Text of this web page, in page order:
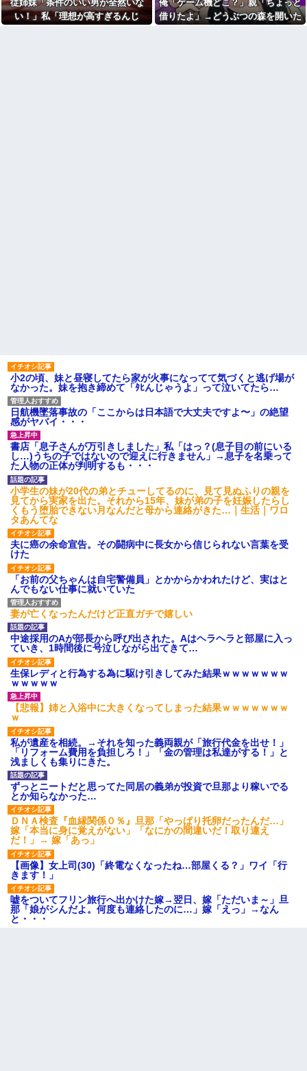
トメ「この子は義実家の顔じ
ゃない！嫁が義妹旦那とフリン
したのよ！」私「DNA鑑定しま
は出てけ！二度と来るな！」結
果・・・
私「初めて飲む味だけどなん
のお茶？」彼「ちっ！」私「」
【GIF】JSのカンチョーワロ
タ
後続車にクラクションを鳴ら
され彼氏が逆切れ。「何クラク
ション鳴らしてんだ！降りてこ
いよ！」と怒鳴りだし...
【衝撃】報酬100万円超の治験
募集がこちらｗｗｗｗｗ(※画像
あり)
【ネット騒然】惨殺されたタ
ワマン頂き女子のこの動画、す
げえええええｗｗｗｗｗｗｗｗ
ｗｗｗ
【愕然】白のクラウン俺氏、
高速道路左車線を制限速度で走
った結果wwwwwwwwwwww
百年の恋12-899 食べた量を
張り合ってくる
【悲報】佐藤輝明・・・２軍
でも盛大にやらかす←あまり悲
しませないでくれ
ていけないんです」って熱弁し
てた人がいた
従姉妹「条件のいい男が全然いな
い！」私「理想が高すぎるんじ
俺「ゲーム機どこ？」親「ちょっと
借りたよ」→どうぶつの森を開いた
小2の頃、妹と昼寝してたら家が火事になってて気づくと逃げ場が
なかった。妹を抱き締めて「ﾀﾋんじゃうよ」って泣いてたら…
日航機墜落事故の「ここからは日本語で大丈夫ですよ〜」の絶望
感がヤバイ・・・
書店「息子さんが万引きしました」私「はっ？(息子目の前にいる
し…)うちの子ではないので迎えに行きません」→息子を名乗って
た人物の正体が判明するも・・・
小学生の妹が20代の弟とチューしてるのに、見て見ぬふりの親を
見てから実家を出た。それから15年、妹が弟の子を妊娠したらし
くもう堕胎できない月なんだと母から連絡がきた…｜生活｜ワロ
タあんてな
夫に癌の余命宣告。その闘病中に長女から信じられない言葉を受
けた
「お前の父ちゃんは自宅警備員」とかからかわれたけど、実はと
んでもない仕事に就いていた
妻が亡くなったんだけど正直ガチで嬉しい
中途採用のAが部長から呼び出された。Aはヘラヘラと部屋に入っ
ていき、1時間後に号泣しながら出てきて…
生保レディと行為する為に駆け引きしてみた結果ｗｗｗｗｗｗｗ
ｗｗｗｗｗ
【悲報】姉と入浴中に大きくなってしまった結果ｗｗｗｗｗｗｗ
ｗ
私が遺産を相続。→それを知った義両親が「旅行代金を出せ！」
「リフォーム費用を負担しろ！」「金の管理は私達がする！」と
浅ましくも集りにきた。
ずっとニートだと思ってた同居の義弟が投資で旦那より稼いでる
とか知らなかった…
ＤＮＡ検査『血縁関係０％』旦那「やっぱり托卵だったんだ…」
嫁「本当に身に覚えがない」「なにかの間違いだ！取り違え
だ！」→ 嫁「あっ」
【画像】女上司(30)「終電なくなったね…部屋くる？」ワイ「行
きます！」
嘘をついてフリン旅行へ出かけた嫁→翌日、嫁「ただいま～」旦
那「娘がシんだよ。何度も連絡したのに…」嫁「えっ」→なん
と・・・